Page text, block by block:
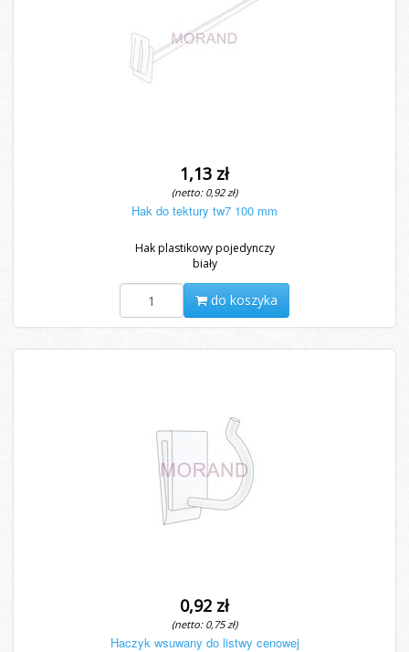
1,13 zł
(netto: 0,92 zł)
Hak do tektury tw7 100 mm
Hak plastikowy pojedynczy
biały
do koszyka
0,92 zł
(netto: 0,75 zł)
Haczyk wsuwany do listwy cenowej